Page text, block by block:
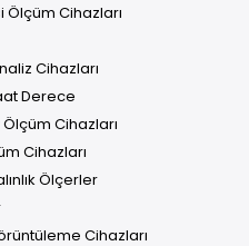
Ölçüm Cihazları
Cihazları
Derece
Cihazları
Cihazları
Ölçerler
Cihazları